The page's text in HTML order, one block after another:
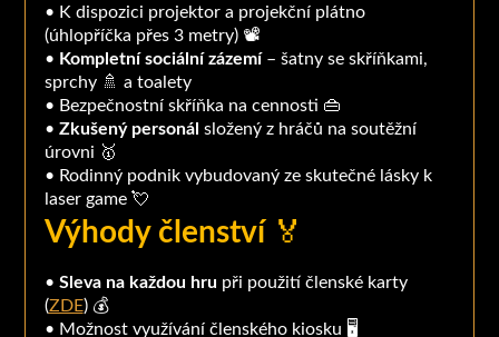
• K dispozici projektor a projekční plátno
(úhlopříčka přes 3 metry) 📽
• Kompletní sociální zázemí– šatny se skříňkami,
sprchy 🚿 a toalety
• Bezpečnostní skříňka na cennosti 👜
• Zkušený personál složený z hráčů na soutěžní
úrovni 🥇
• Rodinný podnik vybudovaný ze skutečné lásky k
laser game 💘
Výhody členství 🏅
• Sleva na každou hru při použití členské karty
(ZDE) 💰
• Možnost využívání členského kiosku 🖥